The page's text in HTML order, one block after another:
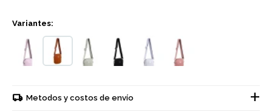
Variantes:
Metodos y costos de envío